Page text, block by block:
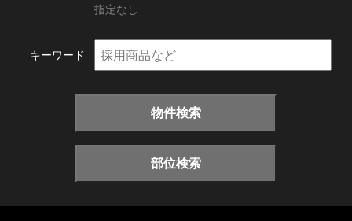
指定なし
キーワード
物件検索
部位検索